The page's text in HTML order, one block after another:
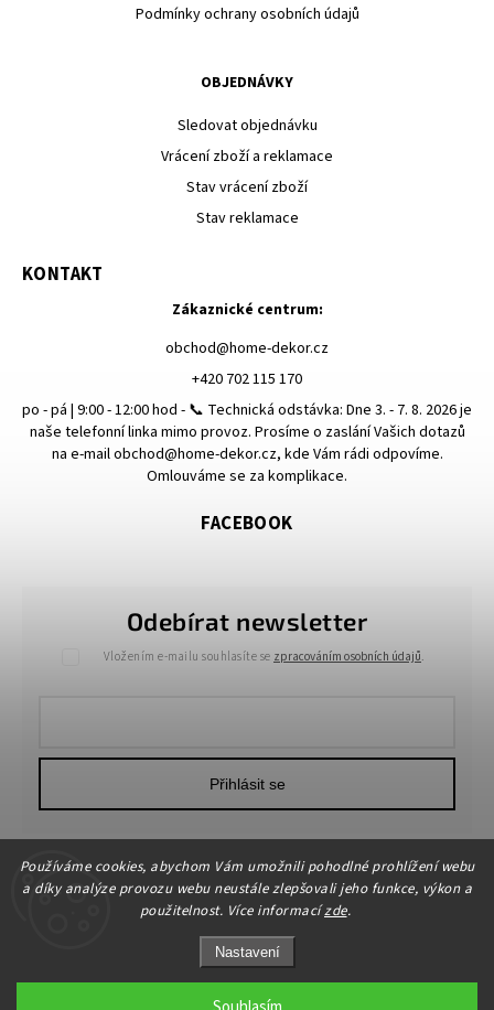
Používáme cookies, abychom Vám umožnili pohodlné prohlížení webu
a díky analýze provozu webu neustále zlepšovali jeho funkce, výkon a
použitelnost. Více informacízde.
Nastavení
Podmínky ochrany osobních údajů
OBJEDNÁVKY
Sledovat objednávku
Vrácení zboží a reklamace
Stav vrácení zboží
Stav reklamace
Odebírat newsletter
Vložením e-mailu souhlasíte se zpracováním osobních údajů.
Přihlásit se
KONTAKT
Zákaznické centrum:
obchod@home-dekor.cz
+420 702 115 170
po - pá | 9:00 - 12:00 hod - 📞 Technická odstávka: Dne 3. - 7. 8. 2026 je
naše telefonní linka mimo provoz. Prosíme o zaslání Vašich dotazů
na e-mail obchod@home-dekor.cz, kde Vám rádi odpovíme.
Omlouváme se za komplikace.
FACEBOOK
HOME-DEKOR.cz